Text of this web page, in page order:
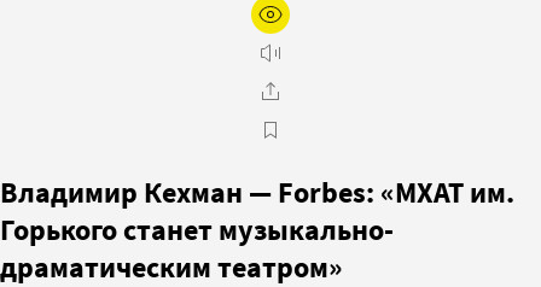
Владимир Кехман — Forbes: «МХАТ им.
Горького станет музыкально-
драматическим театром»